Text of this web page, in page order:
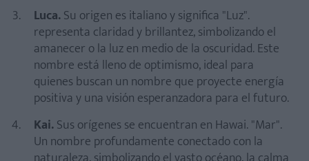
Luca.Su origen es italiano y significa "Luz".
representa claridad y brillantez, simbolizando el
amanecer o la luz en medio de la oscuridad. Este
nombre está lleno de optimismo, ideal para
quienes buscan un nombre que proyecte energía
positiva y una visión esperanzadora para el futuro.
Kai.Sus orígenes se encuentran en Hawai. "Mar".
Un nombre profundamente conectado con la